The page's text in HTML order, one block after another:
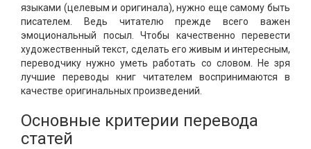
языками (целевым и оригинала), нужно еще самому быть
писателем. Ведь читателю прежде всего важен
эмоциональный посыл. Чтобы качественно перевести
художественный текст, сделать его живым и интересным,
переводчику нужно уметь работать со словом. Не зря
лучшие переводы книг читателем воспринимаются в
качестве оригинальных произведений.
Основные критерии перевода
статей